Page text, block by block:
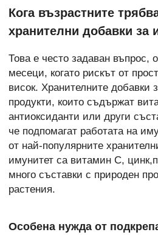
Кога възрастните
хранителни добавки за
Това е често задаван въпрос,
месеци, когато рискът от
висок. Хранителните добавки
продукти, които съдържат
антиоксиданти или други
че подпомагат работата на
от най-популярните
имунитет са витамин C,
много съставки с природен
растения.
Особена нужда от